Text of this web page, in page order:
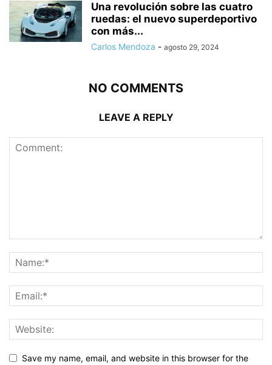
Una revolución sobre las cuatro
ruedas: el nuevo superdeportivo
con más...
Carlos Mendoza - agosto 29, 2024
NO COMMENTS
LEAVE A REPLY
Save my name, email, and website in this browser for the